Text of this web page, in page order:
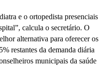
e o ortopedista presenciais
calcula o secretário. O
alternativa para oferecer os
restantes da demanda diária
municipais da saúde